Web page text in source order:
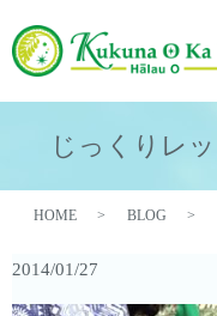
じっくりレ
HOME BLOG
2014/01/27